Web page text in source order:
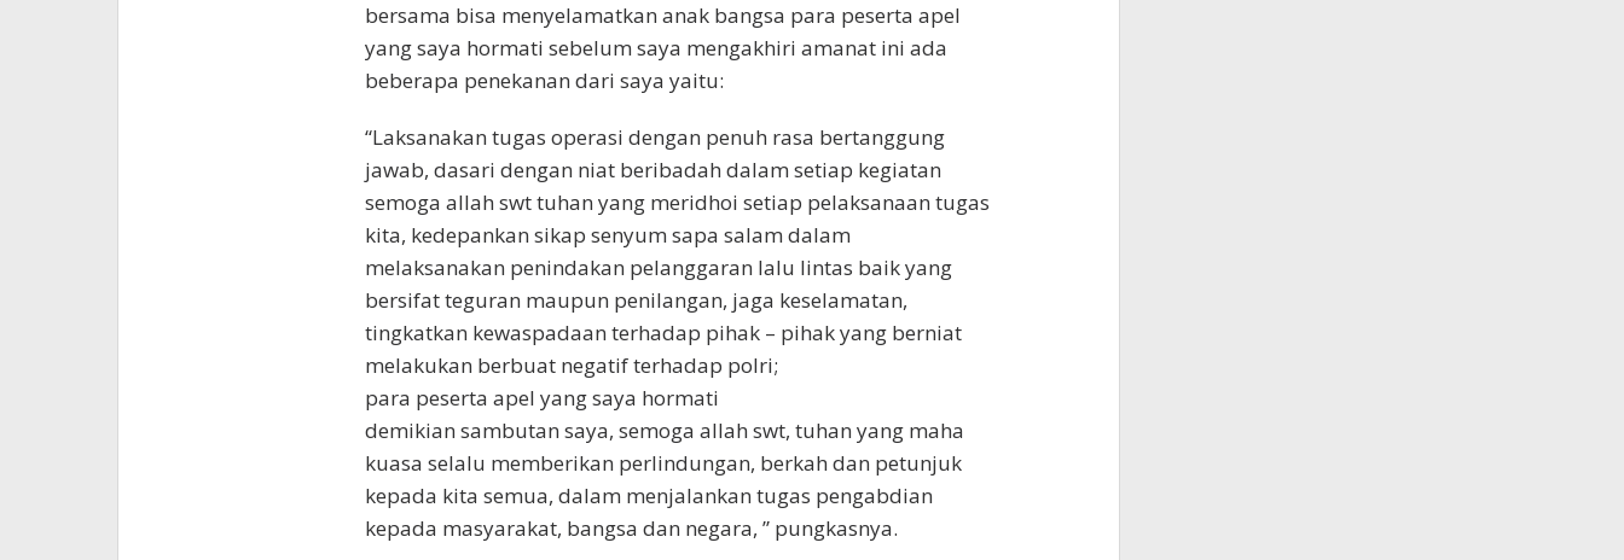
bersama bisa menyelamatkan anak bangsa para peserta apel
yang saya hormati sebelum saya mengakhiri amanat ini ada
beberapa penekanan dari saya yaitu:
“Laksanakan tugas operasi dengan penuh rasa bertanggung
jawab, dasari dengan niat beribadah dalam setiap kegiatan
semoga allah swt tuhan yang meridhoi setiap pelaksanaan tugas
kita, kedepankan sikap senyum sapa salam dalam
melaksanakan penindakan pelanggaran lalu lintas baik yang
bersifat teguran maupun penilangan, jaga keselamatan,
tingkatkan kewaspadaan terhadap pihak – pihak yang berniat
melakukan berbuat negatif terhadap polri;
para peserta apel yang saya hormati
demikian sambutan saya, semoga allah swt, tuhan yang maha
kuasa selalu memberikan perlindungan, berkah dan petunjuk
kepada kita semua, dalam menjalankan tugas pengabdian
kepada masyarakat, bangsa dan negara, ” pungkasnya.